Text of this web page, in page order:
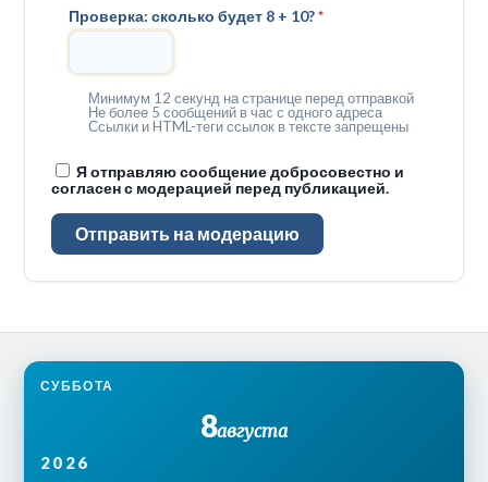
Проверка: сколько будет 8 + 10?*
Минимум 12 секунд на странице перед отправкой
Не более 5 сообщений в час с одного адреса
Ссылки и HTML-теги ссылок в тексте запрещены
Я отправляю сообщение добросовестно и
согласен с модерацией перед публикацией.
Отправить на модерацию
СУББОТА
8августа
2026